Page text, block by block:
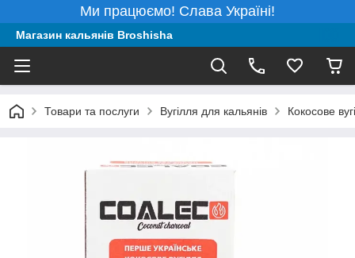
Ми працюємо! Слава Україні!
Магазин кальянів Broshisha
Товари та послуги Вугілля для кальянів Кокосове